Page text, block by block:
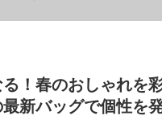
！春のおしゃれを
最新バッグで個性を